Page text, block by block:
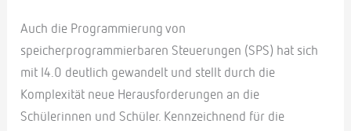
Auch die Programmierung von
speicherprogrammierbaren Steuerungen (SPS) hat sich
mit I4.0 deutlich gewandelt und stellt durch die
Komplexität neue Herausforderungen an die
Schülerinnen und Schüler. Kennzeichnend für die